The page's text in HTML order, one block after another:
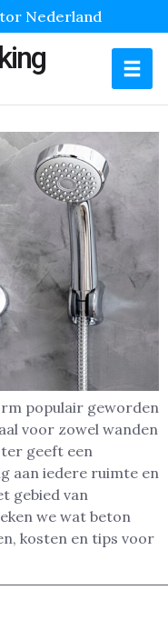
Nederland
populair geworden
voor zowel wanden
geeft een
aan iedere ruimte en
gebied van
we wat beton
kosten en tips voor